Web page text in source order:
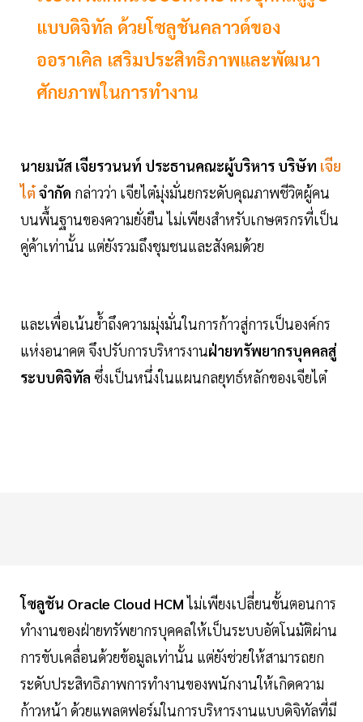
แบบดิจิทัล ด้วยโซลูชันคลาวด์ของ
ออราเคิล เสริมประสิทธิภาพและพัฒนา
ศักยภาพในการทำงาน
นายมนัส เจียรวนนท์ ประธานคณะผู้บริหาร บริษัท เจีย
ไต๋จำกัด กล่าวว่า เจียไต๋มุ่งมั่นยกระดับคุณภาพชีวิตผู้คน
บนพื้นฐานของความยั่งยืน ไม่เพียงสำหรับเกษตรกรที่เป็น
คู่ค้าเท่านั้น แต่ยังรวมถึงชุมชนและสังคมด้วย
และเพื่อเน้นย้ำถึงความมุ่งมั่นในการก้าวสู่การเป็นองค์กร
แห่งอนาคต จึงปรับการบริหารงานฝ่ายทรัพยากรบุคคลสู่
ระบบดิจิทัล ซึ่งเป็นหนึ่งในแผนกลยุทธ์หลักของเจียไต๋
โซลูชัน Oracle Cloud HCMไม่เพียงเปลี่ยนขั้นตอนการ
ทำงานของฝ่ายทรัพยากรบุคคลให้เป็นระบบอัตโนมัติผ่าน
การขับเคลื่อนด้วยข้อมูลเท่านั้น แต่ยังช่วยให้สามารถยก
ระดับประสิทธิภาพการทำงานของพนักงานให้เกิดความ
ก้าวหน้า ด้วยแพลตฟอร์มในการบริหารงานแบบดิจิทัลที่มี